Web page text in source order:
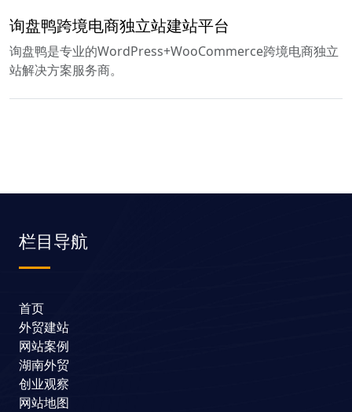
询盘鸭跨境电商独立站建站平台
询盘鸭是专业的WordPress+WooCommerce跨境电商独立
站解决方案服务商。
栏目导航
首页
外贸建站
网站案例
湖南外贸
创业观察
网站地图